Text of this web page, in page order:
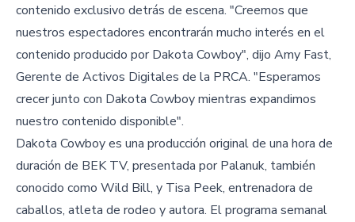
contenido exclusivo detrás de escena. "Creemos que
nuestros espectadores encontrarán mucho interés en el
contenido producido por Dakota Cowboy", dijo Amy Fast,
Gerente de Activos Digitales de la PRCA. "Esperamos
crecer junto con Dakota Cowboy mientras expandimos
nuestro contenido disponible".
Dakota Cowboy es una producción original de una hora de
duración de BEK TV, presentada por Palanuk, también
conocido como Wild Bill, y Tisa Peek, entrenadora de
caballos, atleta de rodeo y autora. El programa semanal